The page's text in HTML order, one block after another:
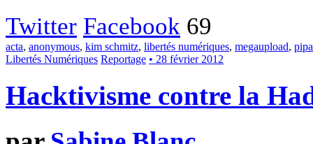
Twitter Facebook 69
acta, anonymous, kim schmitz, libertés numériques, megaupload, pipa
Libertés Numériques Reportage • 28 février 2012
Hacktivisme contre la